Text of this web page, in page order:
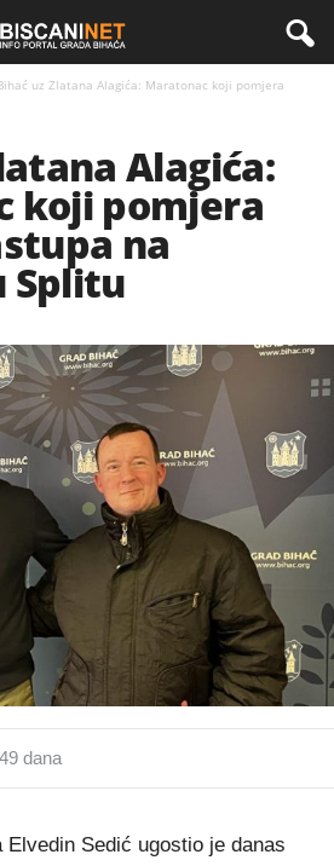
uz Zlatana Alagića: Maratonac koji pomjera
Alagića:
koji pomjera
na
Splitu
dana
Sedić ugostio je danas